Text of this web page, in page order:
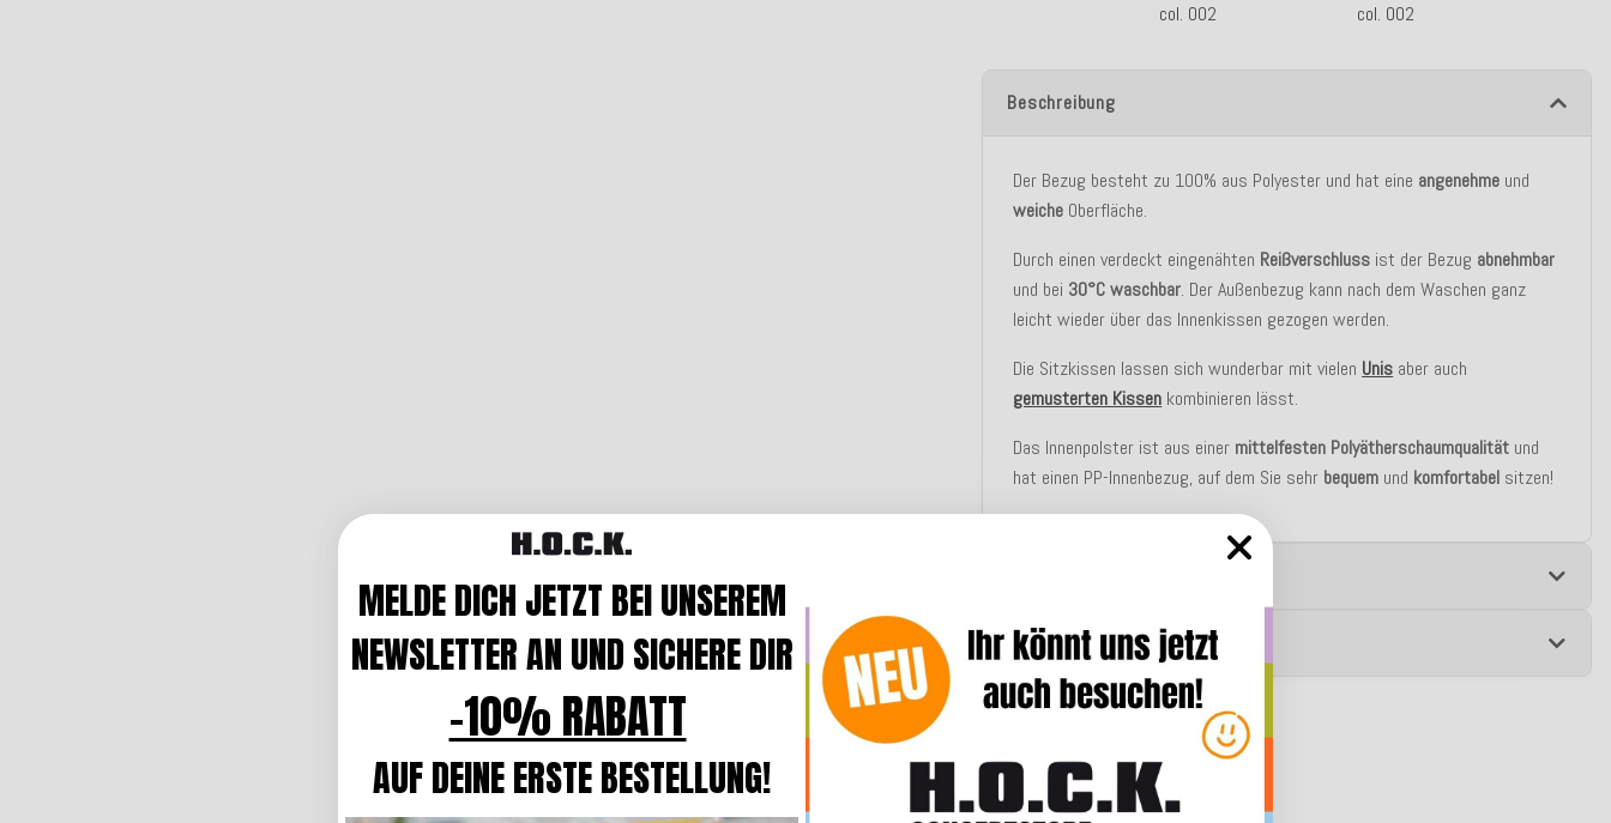
col. 002
col. 002
Beschreibung
Der Bezug besteht zu 100% aus Polyester und hat eine angenehme und
weiche Oberfläche.
Durch einen verdeckt eingenähten Reißverschluss ist der Bezug abnehmbar
und bei 30°Cwaschbar. Der Außenbezug kann nach dem Waschen ganz
leicht wieder über das Innenkissen gezogen werden.
Die Sitzkissen lassen sich wunderbar mit vielen Unis aber auch
gemusterten Kissen kombinieren lässt.
Das Innenpolster ist aus einer mittelfesten Polyätherschaumqualität und
hat einen PP-Innenbezug, auf dem Sie sehr bequem und komfortabel sitzen!
Angaben zur Produktsicherheit
MELDE DICH JETZT BEI UNSEREM
NEWSLETTER AN UND SICHERE DIR
-10% RABATT
AUF DEINE ERSTE BESTELLUNG!